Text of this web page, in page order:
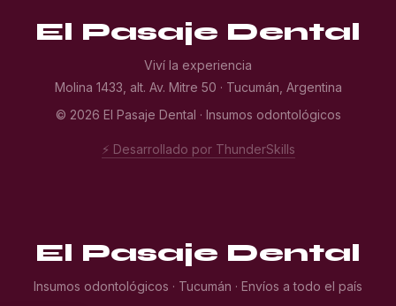
El Pasaje Dental
Viví la experiencia
Molina 1433, alt. Av. Mitre 50 · Tucumán, Argentina
© 2026 El Pasaje Dental · Insumos odontológicos
⚡ Desarrollado por ThunderSkills
El Pasaje Dental
Insumos odontológicos · Tucumán · Envíos a todo el país